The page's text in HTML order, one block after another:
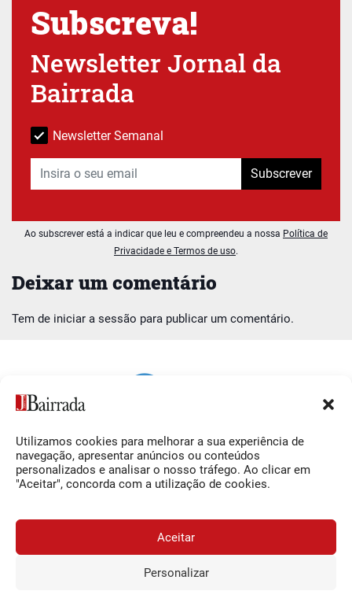
Utilizamos cookies para melhorar a sua experiência de
navegação, apresentar anúncios ou conteúdos
personalizados e analisar o nosso tráfego. Ao clicar em
"Aceitar", concorda com a utilização de cookies.
Aceitar
Personalizar
Deixar um comentário
Tem de iniciar a sessão para publicar um comentário.
Subscreva!
Newsletter Jornal da
Bairrada
Newsletter Semanal
Subscrever
Ao subscrever está a indicar que leu e compreendeu a nossa Política de
Privacidade e Termos de uso.
Siga-nos
Facebook
O Jornal da Bairrada
Contactos
Termos e Condições